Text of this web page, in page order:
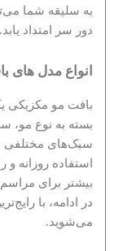
به سلیقه شما
دور سر امتداد یابد.
انواع مدل های
بافت مو مکزیکی
بسته به نوع مو،
سبک‌های مختلفی
استفاده روزانه
بیشتر برای
در ادامه، با
می‌شوید.